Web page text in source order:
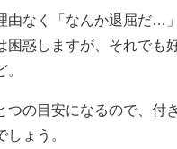
由なく「なんか退屈だ…
困惑しますが、それでも
つの目安になるので、付
しょう。